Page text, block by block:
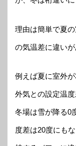
理由は簡単で夏
の気温差に違い
例えば夏に室外
外気との設定温
冬場は雪が降る0
度差は20度にも